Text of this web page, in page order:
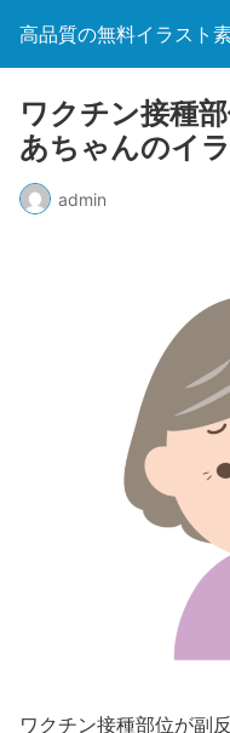
高品質の無料イラスト
ワクチン接種
あちゃんのイ
admin
ワクチン接種部位が副